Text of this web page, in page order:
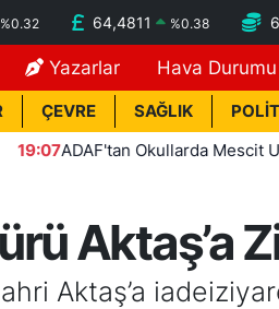
%0.32 64,4811 %0.38
Yazarlar Hava Durumu
ÇEVRE SAĞLIK
Okullarda Mescit Uygulaması
Aktaş’a
Aktaş’a